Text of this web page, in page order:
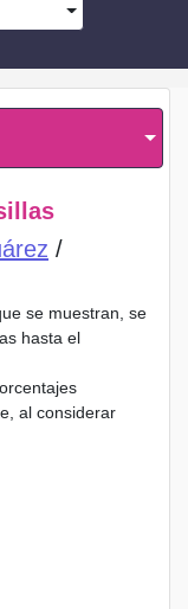
/
se muestran, se
hasta el
al considerar